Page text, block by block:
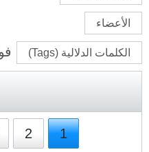
الأعضاء
الكلمات الدلالية (Tags)
1
2